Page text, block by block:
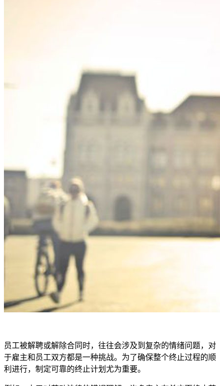
员工被解聘或解除合同时，往往会涉及到复杂的情绪问题，对
于雇主和员工双方都是一种挑战。为了确保整个终止过程的顺
利进行，制定可靠的终止计划尤为重要。